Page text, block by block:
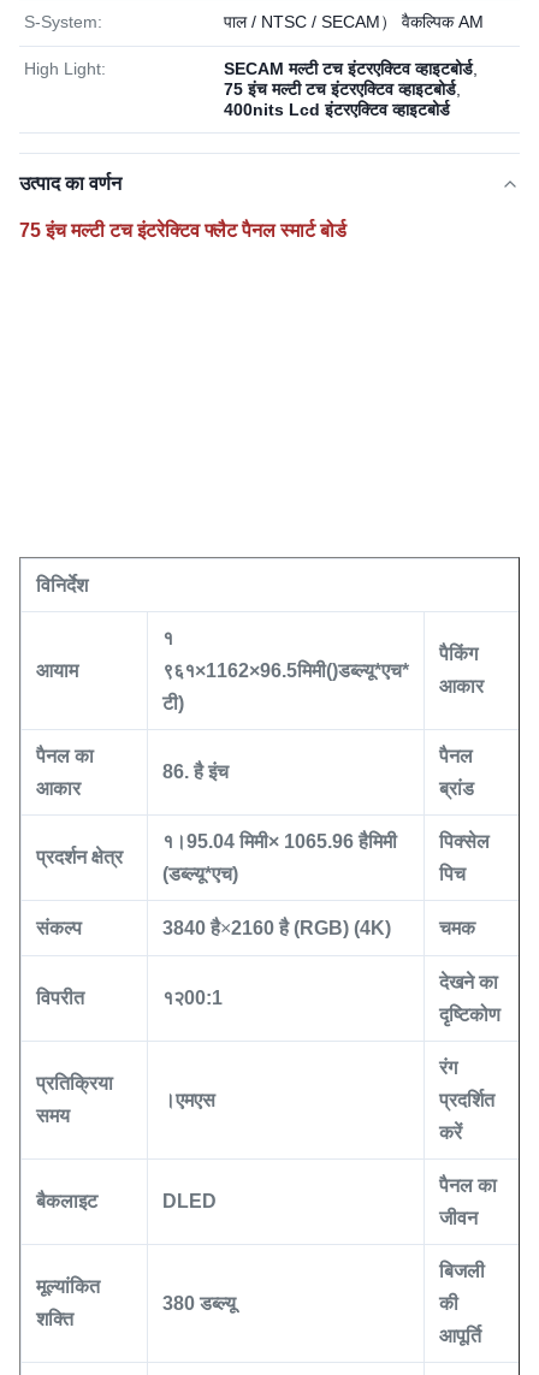
S-System: पाल / NTSC / SECAM） वैकल्पिक AM
High Light: SECAM मल्टी टच इंटरएक्टिव व्हाइटबोर्ड,
75 इंच मल्टी टच इंटरएक्टिव व्हाइटबोर्ड,
400nits Lcd इंटरएक्टिव व्हाइटबोर्ड
उत्पाद का वर्णन
75 इंच मल्टी टच इंटरेक्टिव फ्लैट पैनल स्मार्ट बोर्ड
विनिर्देश
आयाम
१
९६१×1162×96.5मिमी()डब्ल्यू*एच*
टी)
पैकिंग
आकार
पैनल का
आकार
86. हैइंच
पैनल
ब्रांड
प्रदर्शन क्षेत्र
१।95.04 मिमी× 1065.96 हैमिमी
(डब्ल्यू*एच)
पिक्सेल
पिच
संकल्प 3840 है×2160 है(RGB) (4K) चमक
विपरीत १२00:1
देखने का
दृष्टिकोण
प्रतिक्रिया
समय
।एमएस
रंग
प्रदर्शित
करें
बैकलाइट DLED
पैनल का
जीवन
मूल्यांकित
शक्ति
380 डब्ल्यू
बिजली
की
आपूर्ति